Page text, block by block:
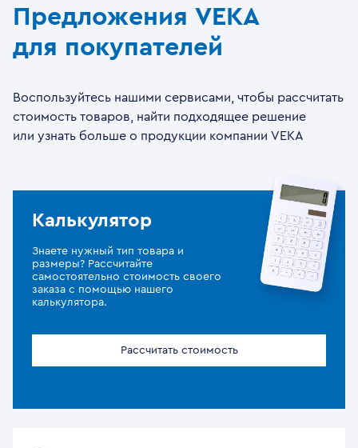
Предложения VEKA
для покупателей
Воспользуйтесь нашими сервисами, чтобы рассчитать
стоимость товаров, найти подходящее решение
или узнать больше о продукции компании VEKA
Калькулятор
Знаете нужный тип товара и
размеры? Рассчитайте
самостоятельно стоимость своего
заказа с помощью нашего
калькулятора.
Рассчитать стоимость